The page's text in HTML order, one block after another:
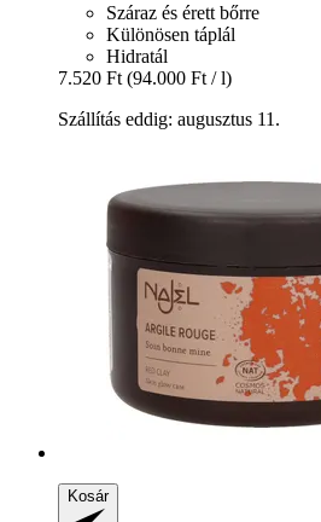
Száraz és érett bőrre
Különösen táplál
Hidratál
7.520 Ft (94.000 Ft / l)
Szállítás eddig: augusztus 11.
Kosár